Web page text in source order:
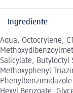
Ingrediente
Aqua, Octocrylene,
Salicylate, Butyloctyl
Methoxyphenyl
Hexyl Benzoate,